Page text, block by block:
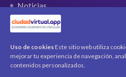
Uso de cookies Este sitio web utiliza
mejorar tu experiencia de navegación,
contenidos personalizados.
Noticias
QR Ticket
CUENTA
Mi cuenta